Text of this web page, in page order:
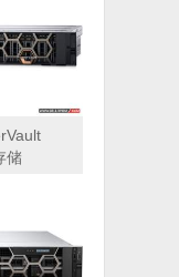
双电
储